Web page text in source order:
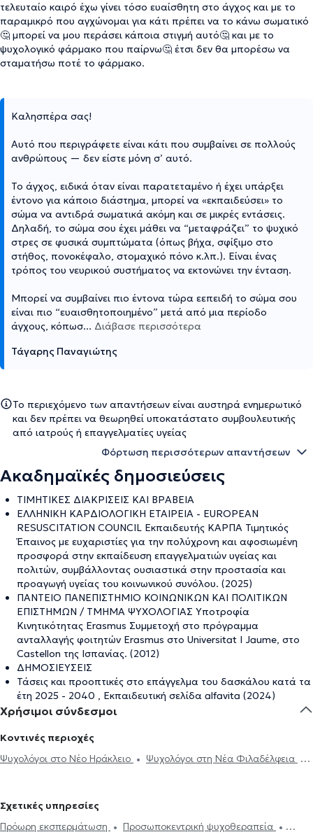
τελευταίο καιρό έχω γίνει τόσο ευαίσθητη στο άγχος και με το
παραμικρό που αγχώνομαι για κάτι πρέπει να το κάνω σωματικό
🤔 μπορεί να μου περάσει κάποια στιγμή αυτό🤔 και με το
ψυχολογικό φάρμακο που παίρνω🤔 έτσι δεν θα μπορέσω να
σταματήσω ποτέ το φάρμακο.
Καλησπέρα σας!
Αυτό που περιγράφετε είναι κάτι που συμβαίνει σε πολλούς
ανθρώπους — δεν είστε μόνη σ’ αυτό.
Το άγχος, ειδικά όταν είναι παρατεταμένο ή έχει υπάρξει
έντονο για κάποιο διάστημα, μπορεί να «εκπαιδεύσει» το
σώμα να αντιδρά σωματικά ακόμη και σε μικρές εντάσεις.
Δηλαδή, το σώμα σου έχει μάθει να “μεταφράζει” το ψυχικό
στρες σε φυσικά συμπτώματα (όπως βήχα, σφίξιμο στο
στήθος, πονοκέφαλο, στομαχικό πόνο κ.λπ.). Είναι ένας
τρόπος του νευρικού συστήματος να εκτονώνει την ένταση.
Μπορεί να συμβαίνει πιο έντονα τώρα εεπειδή το σώμα σου
είναι πιο “ευαισθητοποιημένο” μετά από μια περίοδο
άγχους, κόπωσ... Διάβασε περισσότερα
Τάγαρης Παναγιώτης
Το περιεχόμενο των απαντήσεων είναι αυστηρά ενημερωτικό
και δεν πρέπει να θεωρηθεί υποκατάστατο συμβουλευτικής
από ιατρούς ή επαγγελματίες υγείας
Φόρτωση περισσότερων απαντήσεων
Ακαδημαϊκές δημοσιεύσεις
ΤΙΜΗΤΙΚΕΣ ΔΙΑΚΡΙΣΕΙΣ ΚΑΙ ΒΡΑΒΕΙΑ
ΕΛΛΗΝΙΚΗ ΚΑΡΔΙΟΛΟΓΙΚΗ ΕΤΑΙΡΕΙΑ - EUROPEAN
RESUSCITATION COUNCIL Εκπαιδευτής ΚΑΡΠΑ Τιμητικός
Έπαινος με ευχαριστίες για την πολύχρονη και αφοσιωμένη
προσφορά στην εκπαίδευση επαγγελματιών υγείας και
πολιτών, συμβάλλοντας ουσιαστικά στην προστασία και
προαγωγή υγείας του κοινωνικού συνόλου. (2025)
ΠΑΝΤΕΙΟ ΠΑΝΕΠΙΣΤΗΜΙΟ ΚΟΙΝΩΝΙΚΩΝ ΚΑΙ ΠΟΛΙΤΙΚΩΝ
ΕΠΙΣΤΗΜΩΝ / ΤΜΗΜΑ ΨΥΧΟΛΟΓΙΑΣ Υποτροφία
Κινητικότητας Erasmus Συμμετοχή στο πρόγραμμα
ανταλλαγής φοιτητών Erasmus στο Universitat I Jaume, στο
Castellon της Ισπανίας. (2012)
ΔΗΜΟΣΙΕΥΣΕΙΣ
Τάσεις και προοπτικές στο επάγγελμα του δασκάλου κατά τα
έτη 2025 - 2040 , Εκπαιδευτική σελίδα alfavita (2024)
Χρήσιμοι σύνδεσμοι
Κοντινές περιοχές
Ψυχολόγοι στο Νέο Ηράκλειο
Ψυχολόγοι στη Νέα Φιλαδέλφεια
Ψυχολόγοι στη Νέα Χαλκηδόνα
Ψυχολόγοι στα Άνω Πατήσια
Ψυχολόγοι στην Πεύκη
Ψυχολόγοι
Σχετικές υπηρεσίες
Πρόωρη εκσπερμάτωση
Προσωποκεντρική ψυχοθεραπεία